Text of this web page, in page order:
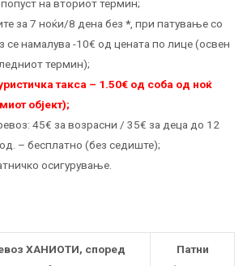
попуст на вториот термин;
за 7 ноќи/8 дена без *, при патување со
се намалува -10€ од цената по лице (освен
термин);
такса – 1.50€ од соба од ноќ
објект);
45€ за возрасни / 35€ за деца до 12
– бесплатно (без седиште);
осигурување.
ХАНИОТИ, според
Патни